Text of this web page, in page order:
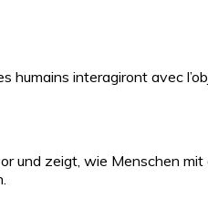
interagiront avec
und zeigt, wie Menschen mit